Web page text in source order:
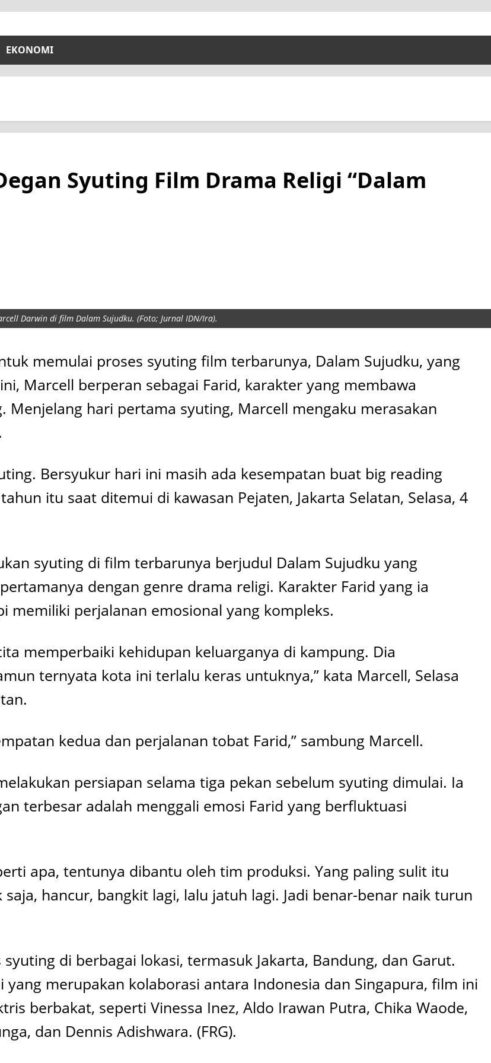
EKONOMI
Syuting Film Drama Religi “Dalam
Darwin di film Dalam Sujudku. (Foto; Jurnal IDN/Ira).
memulai proses syuting film terbarunya, Dalam Sujudku, yang
Marcell berperan sebagai Farid, karakter yang membawa
hari pertama syuting, Marcell mengaku merasakan
Bersyukur hari ini masih ada kesempatan buat big reading
itu saat ditemui di kawasan Pejaten, Jakarta Selatan, Selasa, 4
syuting di film terbarunya berjudul Dalam Sujudku yang
dengan genre drama religi. Karakter Farid yang ia
memiliki perjalanan emosional yang kompleks.
memperbaiki kehidupan keluarganya di kampung. Dia
ternyata kota ini terlalu keras untuknya,” kata Marcell, Selasa
kedua dan perjalanan tobat Farid,” sambung Marcell.
persiapan selama tiga pekan sebelum syuting dimulai. Ia
terbesar adalah menggali emosi Farid yang berfluktuasi
apa, tentunya dibantu oleh tim produksi. Yang paling sulit itu
hancur, bangkit lagi, lalu jatuh lagi. Jadi benar-benar naik turun
di berbagai lokasi, termasuk Jakarta, Bandung, dan Garut.
merupakan kolaborasi antara Indonesia dan Singapura, film ini
berbakat, seperti Vinessa Inez, Aldo Irawan Putra, Chika Waode,
dan Dennis Adishwara. (FRG).